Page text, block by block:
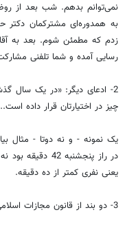
نمی‌توانم بدهم. شب بعد از
به همدوره‌ای مشترکمان دکتر
زدم که مطمئن شوم. بعد به
رسایی آمده و شما تلفنی
2- ادعای دیگر: «در یک سال
چیز در اختیارتان قرار داده
یک نمونه - و نه دوتا - مثال
در راز
یعنی نفری کمتر از ده دقیقه.
3- دو بند از قانون مجازات اسلامی ذکر شد.